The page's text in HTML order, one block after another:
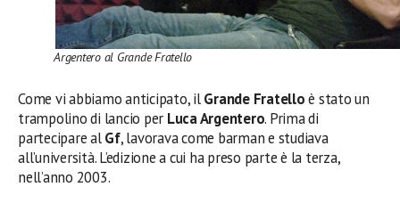
Argentero al Grande Fratello
Come vi abbiamo anticipato, ilGrande Fratelloè stato un
trampolino di lancio per Luca Argentero. Prima di
partecipare alGf, lavorava come barman e studiava
all’università. L’edizione a cui ha preso parte è la terza,
nell’anno 2003.